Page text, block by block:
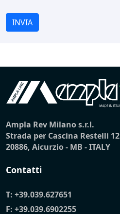
INVIA
Ampla Rev Milano s.r.l.
Strada per Cascina Restelli 12
20886, Aicurzio - MB - ITALY
Contatti
T: +39.039.627651
F: +39.039.6902255